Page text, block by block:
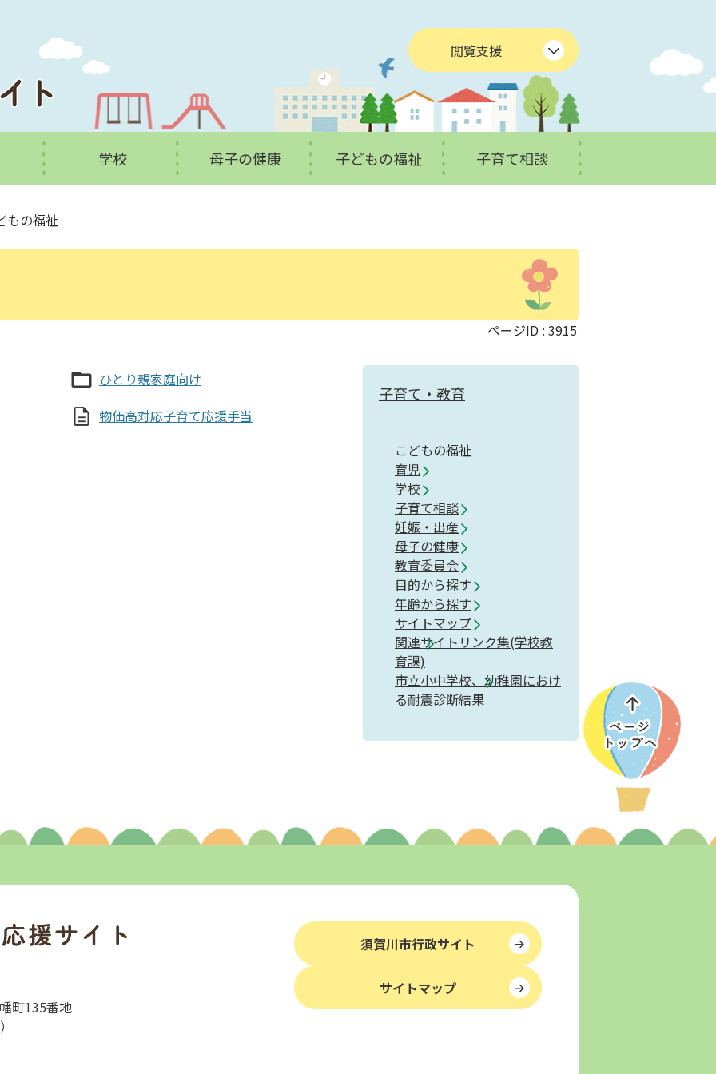
閲覧支援
学校 母子の健康 子どもの福祉 子育て相談
もの福祉
ページID : 3915
ひとり親家庭向け
物価高対応子育て応援手当
子育て・教育
こどもの福祉
育児
学校
子育て相談
妊娠・出産
母子の健康
教育委員会
目的から探す
年齢から探す
サイトマップ
関連サイトリンク集(学校教
育課)
市立小中学校、幼稚園におけ
る耐震診断結果
町135番地
須賀川市行政サイト
サイトマップ